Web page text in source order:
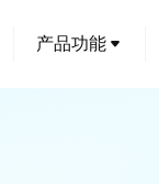
产品功能